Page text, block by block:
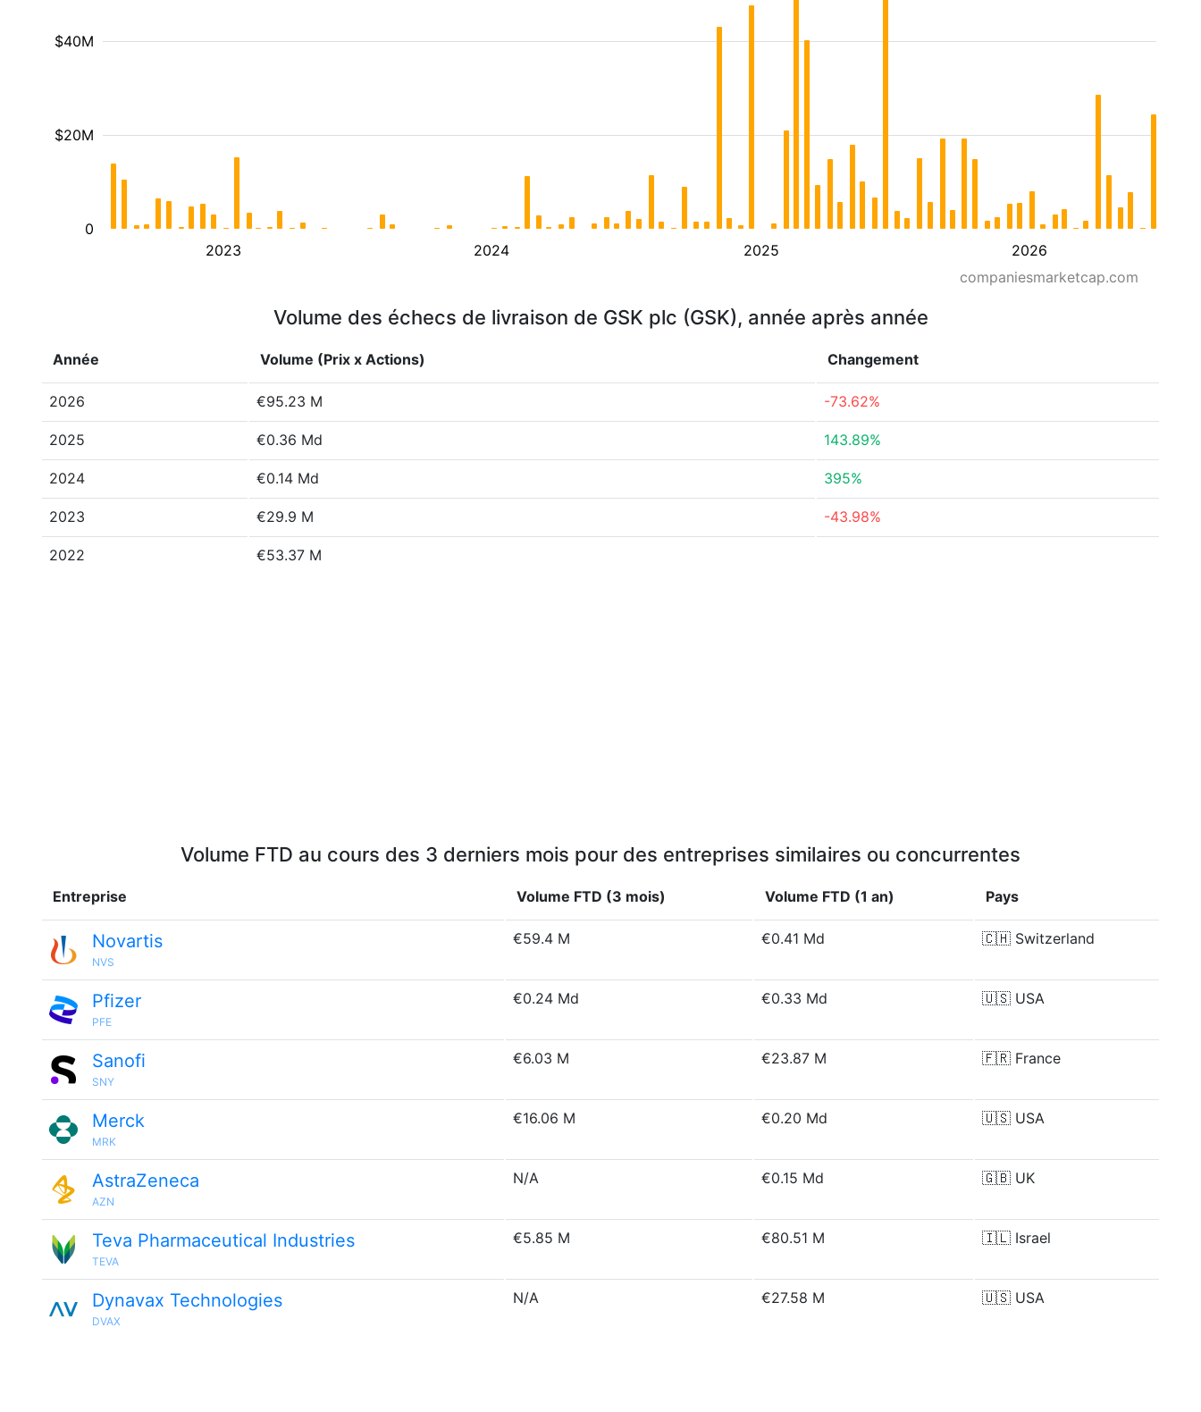
2023 2024 2025 2026
$20M
$40M
0
companiesmarketcap.com
Volume des échecs de livraison de GSK plc (GSK), année après année
Année Volume (Prix x Actions) Changement
2026 €95.23 M -73.62%
2025 €0.36 Md 143.89%
2024 €0.14 Md 395%
2023 €29.9 M -43.98%
2022 €53.37 M
Volume FTD au cours des 3 derniers mois pour des entreprises similaires ou concurrentes
Entreprise Volume FTD (3 mois) Volume FTD (1 an) Pays
Novartis
NVS
€59.4 M €0.41 Md 🇨🇭 Switzerland
Pfizer
PFE
€0.24 Md €0.33 Md 🇺🇸 USA
Sanofi
SNY
€6.03 M €23.87 M 🇫🇷 France
Merck
MRK
€16.06 M €0.20 Md 🇺🇸 USA
AstraZeneca
AZN
N/A €0.15 Md 🇬🇧 UK
Teva Pharmaceutical Industries
TEVA
€5.85 M €80.51 M 🇮🇱 Israel
Dynavax Technologies
DVAX
N/A €27.58 M 🇺🇸 USA